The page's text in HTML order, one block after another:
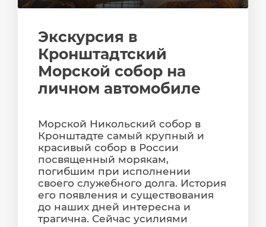
Экскурсия в
Кронштадтский
Морской собор на
личном автомобиле
Морской Никольский собор в
Кронштадте самый крупный и
красивый собор в России
посвященный морякам,
погибшим при исполнении
своего служебного долга. История
его появления и существования
до наших дней интересна и
трагична. Сейчас усилиями